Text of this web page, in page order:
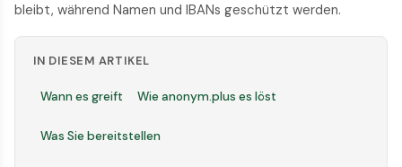
bleibt, während Namen und IBANs geschützt werden.
IN DIESEM ARTIKEL
Wann es greift Wie anonym.plus es löst
Was Sie bereitstellen